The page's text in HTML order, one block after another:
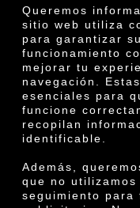
Queremos
sitio web utiliza
para garantizar su
funcionamiento
mejorar tu
navegación.
esenciales para
funcione
recopilan
identificable.
Además,
que no utilizamos
seguimiento para
Premios
Innovación